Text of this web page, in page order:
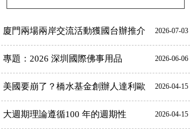
廈門兩場兩岸交流活動獲國台辦推介 2026-07-03
專題：2026 深圳國際佛事用品 2026-06-06
美國要崩了？橋水基金創辦人達利歐 2026-04-15
大週期理論遵循100 年的週期性 2026-04-15